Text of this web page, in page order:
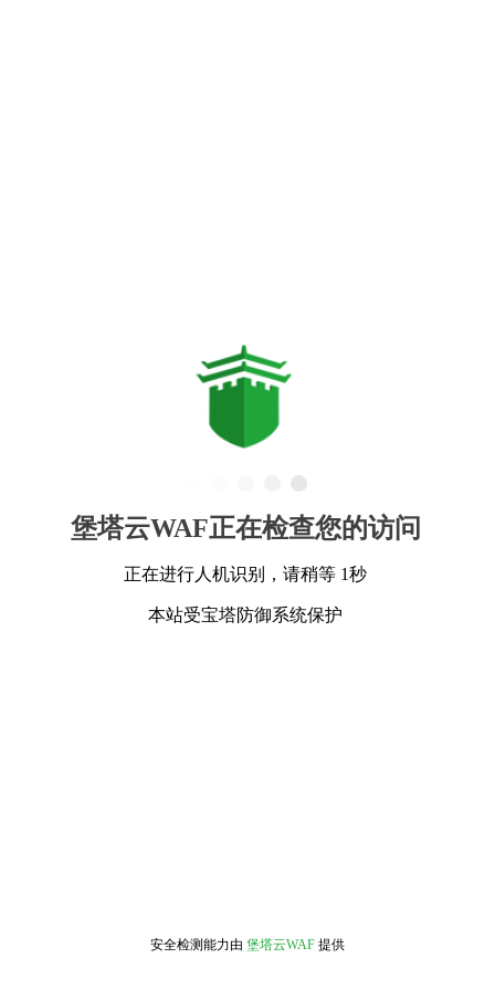
堡塔云WAF正在检查您的访问
正在进行人机识别，请稍等 1秒
本站受宝塔防御系统保护
安全检测能力由 堡塔云WAF 提供